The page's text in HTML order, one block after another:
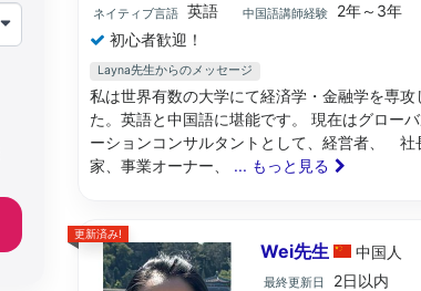
ネイティブ言語 英語 中国語講師経験
2年～3年
初心者歓迎！
Layna先生からのメッセージ
私は世界有数の大学にて経済学・金融学を専攻
た。英語と中国語に堪能です。 現在はグロー
ーションコンサルタントとして、経営者、 社
家、事業オーナー、 ... もっと見る
更新済み!
Wei先生 中国 人
最終更新日 2日以内